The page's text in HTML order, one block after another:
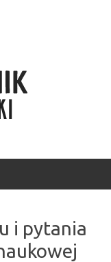
i pytania